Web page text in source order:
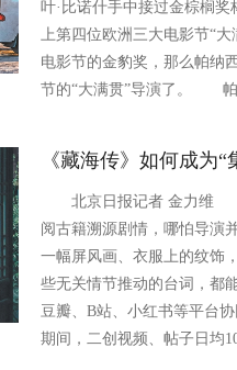
叶·比诺什手中接过金棕榈
上第四位欧洲三大电影节“
电影节的金豹奖，那么帕纳
节的“大满贯”导演了。
《藏海传》如何成为
北京日报记者 金力维
阅古籍溯源剧情，哪怕导演
一幅屏风画、衣服上的纹饰
些无关情节推动的台词，都
豆瓣、B站、小红书等平台
期间，二创视频、帖子日